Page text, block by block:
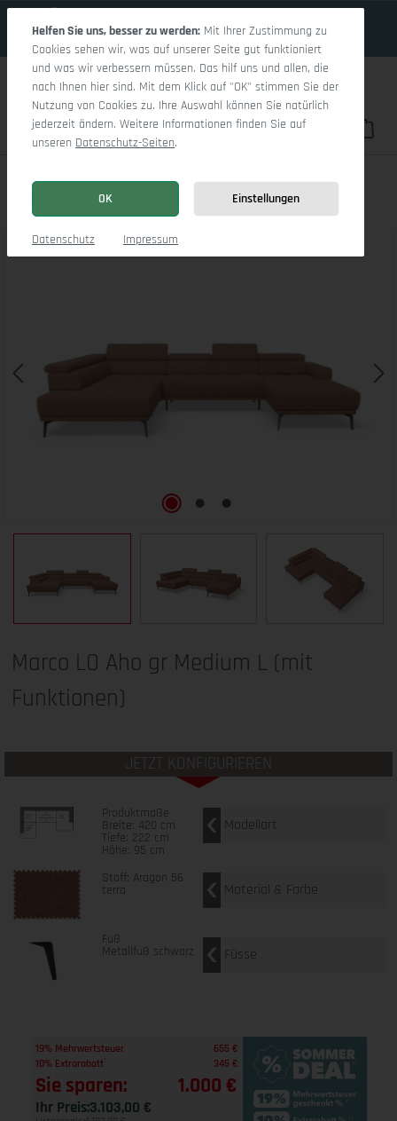
Du hast 0
Marco LO Aho gr Medium L (mit Funktionen)
Bildergalerie überspringen
Marco LO Aho gr Medium L (mit
Funktionen)
JETZT KONFIGURIEREN
Produktmaße
Breite: 420 cm
Tiefe: 222 cm
Höhe: 95 cm
Modellart
Stoff: Aragon 56
terra Material & Farbe
Fuß
Metallfuß schwarz Füsse
19% Mehrwertsteuer
655 €
10% Extrarabatt
345 €
Sie sparen: 1.000 €
Ihr Preis:3.103,00 €
Helfen Sie uns, besser zu werden: Mit Ihrer Zustimmung zu
Cookies sehen wir, was auf unserer Seite gut funktioniert
und was wir verbessern müssen. Das hilf uns und allen, die
nach Ihnen hier sind. Mit dem Klick auf "OK" stimmen Sie der
Nutzung von Cookies zu. Ihre Auswahl können Sie natürlich
jederzeit ändern. Weitere Informationen finden Sie auf
unseren Datenschutz-Seiten.
OK Einstellungen
Datenschutz Impressum